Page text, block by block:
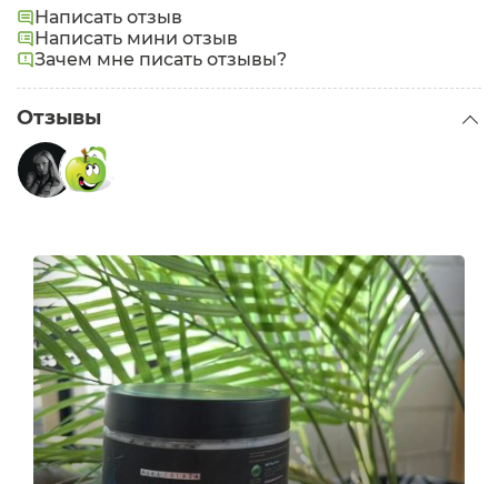
Поврежденные
Написать отзыв
Написать мини отзыв
Зачем мне писать отзывы?
Отзывы